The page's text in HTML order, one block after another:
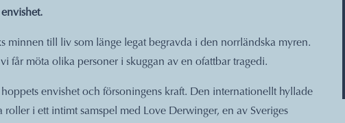
minnen till liv som länge legat begravda i den norrländska myren.
får möta olika personer i skuggan av en ofattbar tragedi.
envishet och försoningens kraft. Den internationellt hyllade
i ett intimt samspel med Love Derwinger, en av Sveriges